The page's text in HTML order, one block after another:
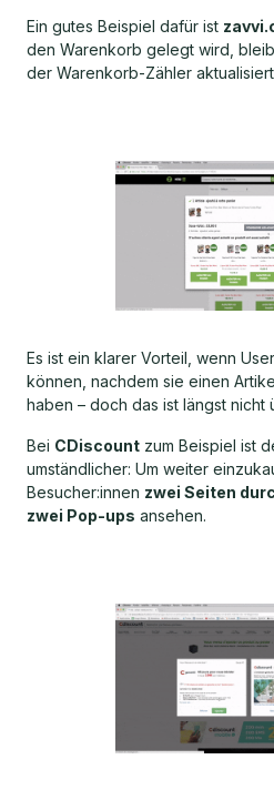
Ein gutes Beispiel dafür ist
den Warenkorb gelegt wird,
der Warenkorb-Zähler
Es ist ein klarer Vorteil, wenn
können, nachdem sie einen
haben – doch das ist längst nicht
Bei CDiscount zum Beispiel ist
umständlicher: Um weiter
Besucher:innen zwei Seiten
zwei Pop-ups ansehen.